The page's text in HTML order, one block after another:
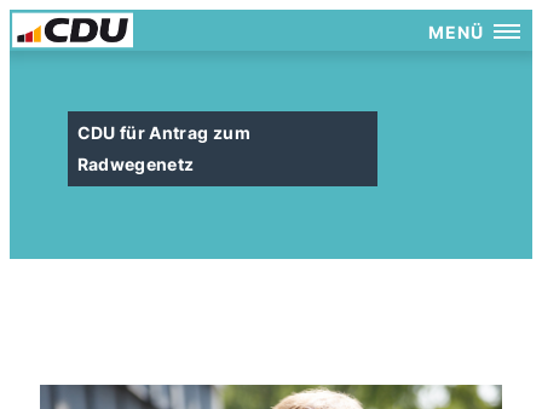
MENÜ
CDU für Antrag zum
Radwegenetz